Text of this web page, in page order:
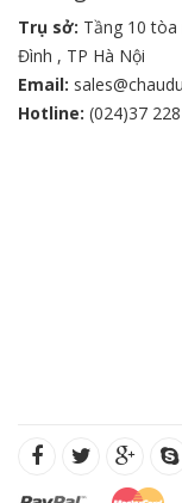
Trụ sở: Tầng 10 tòa
Đình , TP Hà Nội
Email:
Hotline: (024)37